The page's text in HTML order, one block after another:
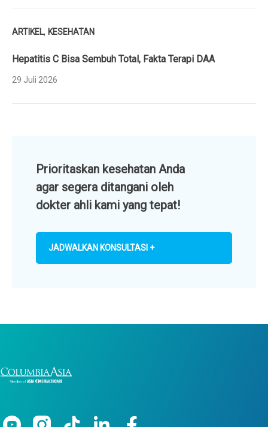
ARTIKEL, KESEHATAN
Hepatitis C Bisa Sembuh Total, Fakta Terapi DAA
29 Juli 2026
Prioritaskan kesehatan Anda
agar segera ditangani oleh
dokter ahli kami yang tepat!
JADWALKAN KONSULTASI +